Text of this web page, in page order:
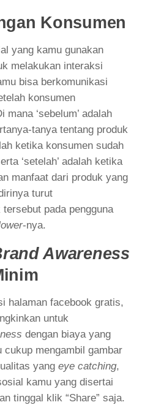
Konsumen
yang kamu gunakan
melakukan interaksi
bisa berkomunikasi
konsumen
‘sebelum’ adalah
tanya tentang produk
ketika konsumen sudah
‘setelah’ adalah ketika
manfaat dari produk yang
turut
pada pengguna
-nya.
Awareness
halaman facebook gratis,
untuk
dengan biaya yang
mengambil gambar
yang eye catching,
kamu yang disertai
tinggal klik “Share” saja.